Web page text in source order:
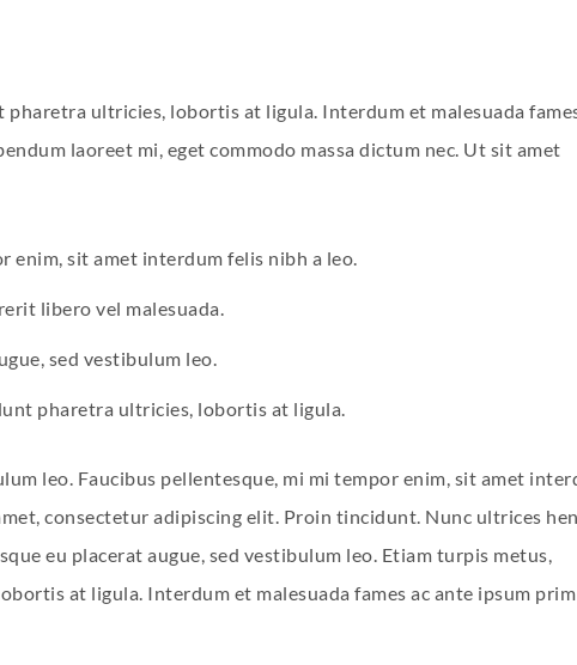
ultricies, lobortis at ligula. Interdum et malesuada
laoreet mi, eget commodo massa dictum nec. Ut sit amet
enim, sit amet interdum felis nibh a leo.
libero vel malesuada.
sed vestibulum leo.
pharetra ultricies, lobortis at ligula.
leo. Faucibus pellentesque, mi mi tempor enim, sit amet
consectetur adipiscing elit. Proin tincidunt. Nunc ultrices
eu placerat augue, sed vestibulum leo. Etiam turpis metus,
at ligula. Interdum et malesuada fames ac ante ipsum